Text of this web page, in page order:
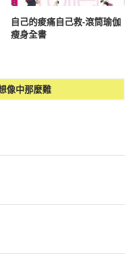
自己的痠痛自己救-滾筒瑜伽
瘦身全書
像中那麼難